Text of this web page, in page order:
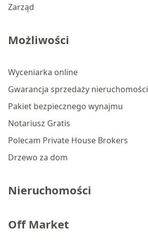
Zarząd
Możliwości
Wyceniarka online
Gwarancja sprzedaży nieruchomości
Pakiet bezpiecznego wynajmu
Notariusz Gratis
Polecam Private House Brokers
Drzewo za dom
Nieruchomości
Off Market